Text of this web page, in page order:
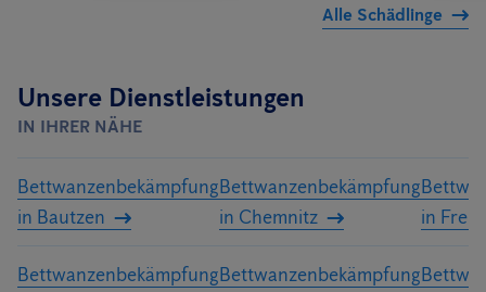
Alle Schädlinge
Unsere Dienstleistungen
IN IHRER NÄHE
Bettwanzenbekämpfung
in Bautzen
Bettwanzenbekämpfung
in Chemnitz
in
BettwanzenbekämpfungBettwanzenbekämpfung